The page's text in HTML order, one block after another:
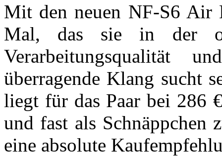
Mit den neuen NF-S6 Air
Mal, das sie in der
Verarbeitungsqualität
überragende Klang sucht
liegt für das Paar bei 286
und fast als Schnäppchen
eine absolute